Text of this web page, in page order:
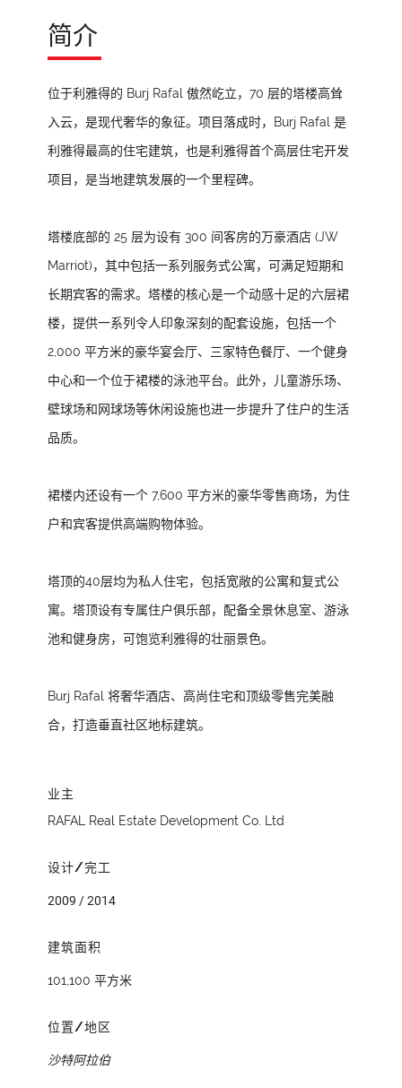
简介
位于利雅得的 Burj Rafal 傲然屹立，70 层的塔楼高耸
入云，是现代奢华的象征。项目落成时，Burj Rafal 是
利雅得最高的住宅建筑，也是利雅得首个高层住宅开发
项目，是当地建筑发展的一个里程碑。
塔楼底部的 25 层为设有 300 间客房的万豪酒店 (JW
Marriot)，其中包括一系列服务式公寓，可满足短期和
长期宾客的需求。塔楼的核心是一个动感十足的六层裙
楼，提供一系列令人印象深刻的配套设施，包括一个
2,000 平方米的豪华宴会厅、三家特色餐厅、一个健身
中心和一个位于裙楼的泳池平台。此外，儿童游乐场、
壁球场和网球场等休闲设施也进一步提升了住户的生活
品质。
裙楼内还设有一个 7,600 平方米的豪华零售商场，为住
户和宾客提供高端购物体验。
塔顶的40层均为私人住宅，包括宽敞的公寓和复式公
寓。塔顶设有专属住户俱乐部，配备全景休息室、游泳
池和健身房，可饱览利雅得的壮丽景色。
Burj Rafal 将奢华酒店、高尚住宅和顶级零售完美融
合，打造垂直社区地标建筑。
业主
RAFAL Real Estate Development Co. Ltd
设计/完工
2009 / 2014
建筑面积
101,100 平方米
位置/地区
沙特阿拉伯